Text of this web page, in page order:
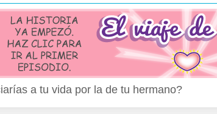
a tu vida por la de tu hermano?